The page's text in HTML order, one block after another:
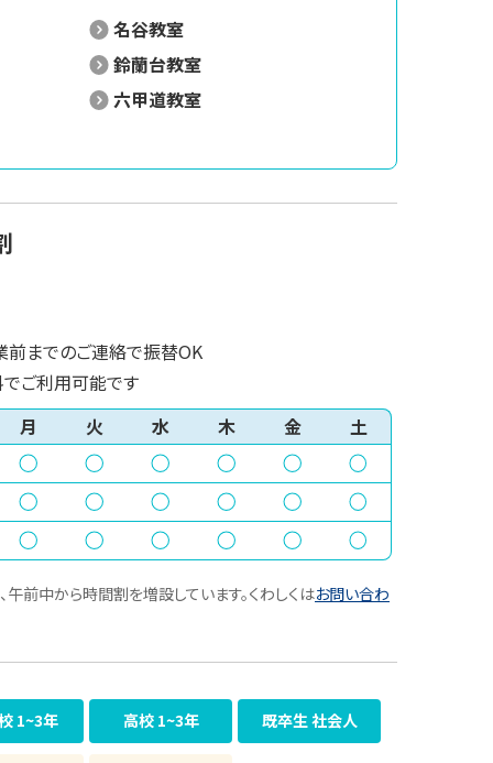
名谷教室
鈴蘭台教室
六甲道教室
までのご連絡で振替OK
ご利用可能です
月
火 水 木 金 土
前中から時間割を増設しています。くわしくはお問い合わ
1~3年 高校 1~3年 既卒生 社会人